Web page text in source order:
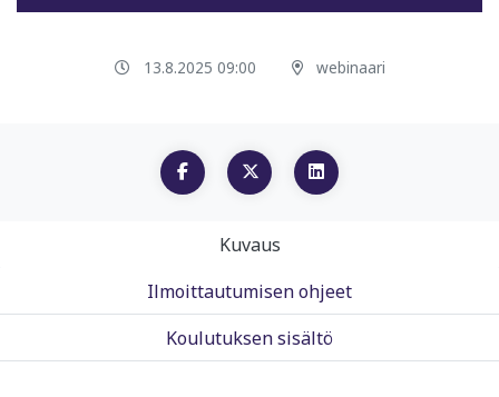
13.8.2025 09:00 webinaari
Kuvaus
Ilmoittautumisen ohjeet
Koulutuksen sisältö